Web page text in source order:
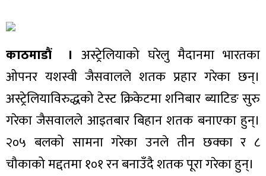
काठमाडौं । अस्ट्रेलियाको घरेलु मैदानमा भारतका
ओपनर यशस्वी जैसवालले शतक प्रहार गरेका छन्।
अस्ट्रेलियाविरुद्धको टेस्ट क्रिकेटमा शनिबार ब्याटिङ सुरु
गरेका जैसवालले आइतबार बिहान शतक बनाएका हुन्।
२०५ बलको सामना गरेका उनले तीन छक्का र ८
चौकाको मद्दतमा १०१ रन बनाउँदै शतक पूरा गरेका हुन्।